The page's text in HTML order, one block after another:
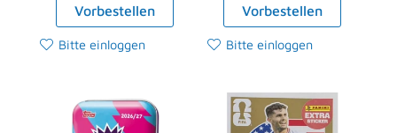
Vorbestellen
Bitte einloggen
Vorbestellen
Bitte einloggen